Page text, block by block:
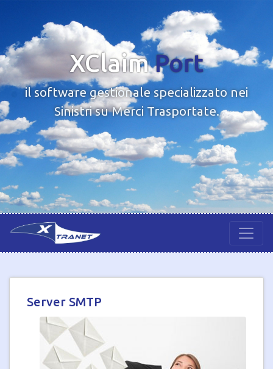
XClaimPort
il software gestionale specializzato nei
Sinistri su Merci Trasportate.
Server SMTP